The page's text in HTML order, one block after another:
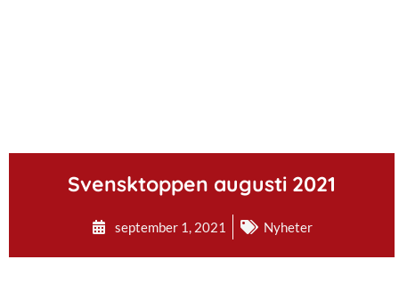
Svensktoppen augusti 2021
september 1, 2021 Nyheter